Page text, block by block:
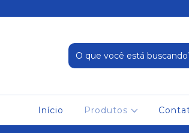
Início Produtos